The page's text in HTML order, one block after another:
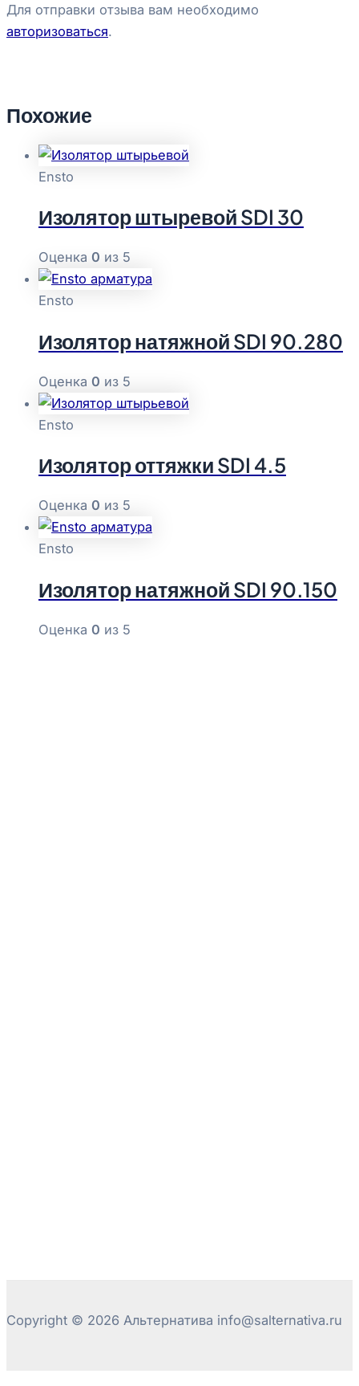
Для отправки отзыва вам необходимо
авторизоваться.
Похожие
Ensto
Изолятор штыревой SDI 30
Оценка 0 из 5
Ensto
Изолятор натяжной SDI 90.280
Оценка 0 из 5
Ensto
Изолятор оттяжки SDI 4.5
Оценка 0 из 5
Ensto
Изолятор натяжной SDI 90.150
Оценка 0 из 5
Copyright © 2026 Альтернатива info@salternativa.ru